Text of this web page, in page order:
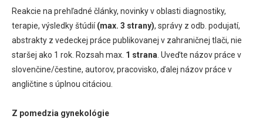
Reakcie na prehľadné články, novinky v oblasti diagnostiky,
terapie, výsledky štúdií(max. 3 strany), správy z odb. podujatí,
abstrakty z vedeckej práce publikovanej v zahraničnej tlači, nie
staršej ako 1 rok. Rozsah max. 1 strana . Uveďte názov práce v
slovenčine/čestine, autorov, pracovisko, ďalej názov práce v
angličtine s úplnou citáciou.
Z pomedzia gynekológie